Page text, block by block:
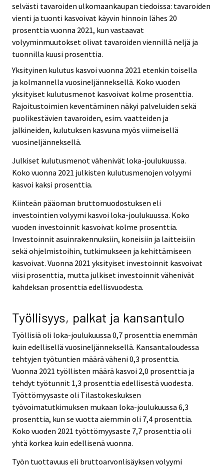
selvästi tavaroiden ulkomaankaupan tiedoissa: tavaroiden
vienti ja tuonti kasvoivat käyvin hinnoin lähes 20
prosenttia vuonna 2021, kun vastaavat
volyyminmuutokset olivat tavaroiden viennillä neljä ja
tuonnilla kuusi prosenttia.
Yksityinen kulutus kasvoi vuonna 2021 etenkin toisella
ja kolmannella vuosineljänneksellä. Koko vuoden
yksityiset kulutusmenot kasvoivat kolme prosenttia.
Rajoitustoimien keventäminen näkyi palveluiden sekä
puolikestävien tavaroiden, esim. vaatteiden ja
jalkineiden, kulutuksen kasvuna myös viimeisellä
vuosineljänneksellä.
Julkiset kulutusmenot vähenivät loka-joulukuussa.
Koko vuonna 2021 julkisten kulutusmenojen volyymi
kasvoi kaksi prosenttia.
Kiinteän pääoman bruttomuodostuksen eli
investointien volyymi kasvoi loka-joulukuussa. Koko
vuoden investoinnit kasvoivat kolme prosenttia.
Investoinnit asuinrakennuksiin, koneisiin ja laitteisiin
sekä ohjelmistoihin, tutkimukseen ja kehittämiseen
kasvoivat. Vuonna 2021 yksityiset investoinnit kasvoivat
viisi prosenttia, mutta julkiset investoinnit vähenivät
kahdeksan prosenttia edellisvuodesta.
Työllisyys, palkat ja kansantulo
Työllisiä oli loka-joulukuussa 0,7 prosenttia enemmän
kuin edellisellä vuosineljänneksellä. Kansantaloudessa
tehtyjen työtuntien määrä väheni 0,3 prosenttia.
Vuonna 2021 työllisten määrä kasvoi 2,0 prosenttia ja
tehdyt työtunnit 1,3 prosenttia edellisestä vuodesta.
Työttömyysaste oli Tilastokeskuksen
työvoimatutkimuksen mukaan loka-joulukuussa 6,3
prosenttia, kun se vuotta aiemmin oli 7,4 prosenttia.
Koko vuoden 2021 työttömyysaste 7,7 prosenttia oli
yhtä korkea kuin edellisenä vuonna.
Työn tuottavuus eli bruttoarvonlisäyksen volyymi